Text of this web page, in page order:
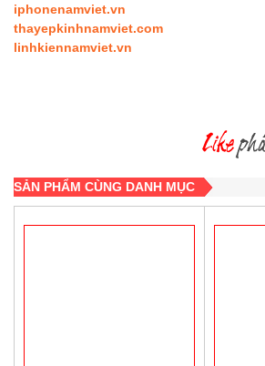
iphonenamviet.vn
thayepkinhnamviet.com
linhkiennamviet.vn
SẢN PHẨM CÙNG DANH MỤC